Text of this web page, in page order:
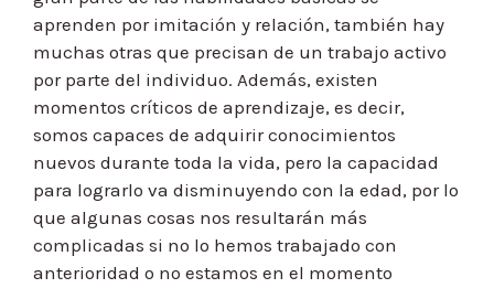
aprenden por imitación y relación, también hay
muchas otras que precisan de un trabajo activo
por parte del individuo. Además, existen
momentos críticos de aprendizaje, es decir,
somos capaces de adquirir conocimientos
nuevos durante toda la vida, pero la capacidad
para lograrlo va disminuyendo con la edad, por lo
que algunas cosas nos resultarán más
complicadas si no lo hemos trabajado con
anterioridad o no estamos en el momento